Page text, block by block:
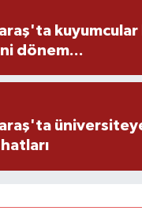
kuyumcular
dönem...